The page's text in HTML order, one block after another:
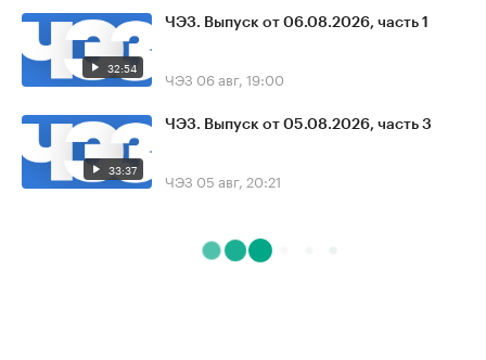
32:54
ЧЭЗ. Выпуск от 06.08.2026, часть 1
ЧЭЗ 06 авг, 19:00
33:37
ЧЭЗ. Выпуск от 05.08.2026, часть 3
ЧЭЗ 05 авг, 20:21